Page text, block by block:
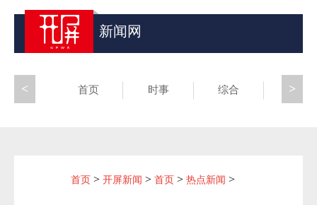
新闻网
首页 时事 综合 昆滇
>
<
首页 > 开屏新闻 > 首页 > 热点新闻 >